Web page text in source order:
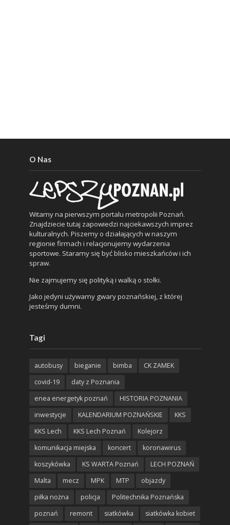
O Nas
Witamy na pierwszym portalu metropolii Poznań.
Znajdziecie tutaj zapowiedzi najciekawszych imprez
kulturalnych. Piszemy o działających w naszym
regionie firmach i relacjonujemy wydarzenia
sportowe. Staramy się być blisko mieszkańców i ich
spraw.
Nie zajmujemy się polityką i walką o stołki.
Jako jedyni używamy gwary poznańskiej, z której
jesteśmy dumni.
Tagi
autobusy bieganie bimba
CK ZAMEK
covid-19
daty z Poznania
enea energetyk poznań
HISTORIA POZNANIA
inwestycje
KALENDARIUM POZNAŃSKIE
KKS
KKS Lech
KKS Lech Poznań
Kolejorz
komunikacja miejska
koncert
koronawirus
koszykówka
KS WARTA Poznań
LECH POZNAŃ
Malta
mecz MPK MTP
objazdy
piłka nożna
policja
Politechnika Poznańska
poznań
remont siatkówka siatkówka kobiet